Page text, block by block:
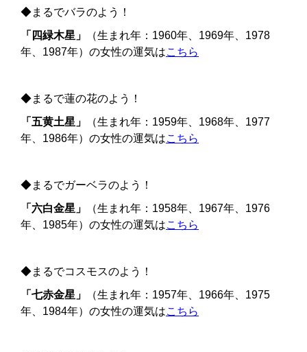
◆まるでバラのよう！
「四緑木星」
（生まれ年：1960年、1969年、1978
年、1987年）の女性の運気はこちら
◆まるで蓮の花のよう！
「五黄土星」
（生まれ年：1959年、1968年、1977
年、1986年）の女性の運気はこちら
◆まるでガーベラのよう！
「六白金星」
（生まれ年：1958年、1967年、1976
年、1985年）の女性の運気はこちら
◆まるでコスモスのよう！
「七赤金星」
（生まれ年：1957年、1966年、1975
年、1984年）の女性の運気はこちら